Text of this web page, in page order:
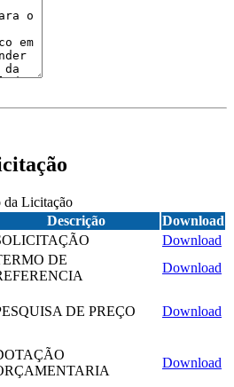
da Licitação
Descrição
Download
Download
DE
Download
DE PREÇO Download
Download